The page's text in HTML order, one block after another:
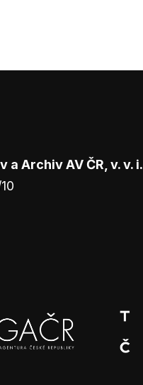
a Archiv AV ČR, v. v. i.